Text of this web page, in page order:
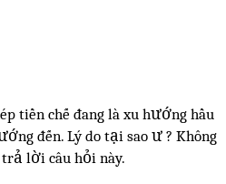
tiền chế đang là xu hướng hầu
đến. Lý do tại sao ư ? Không
trả lời câu hỏi này.